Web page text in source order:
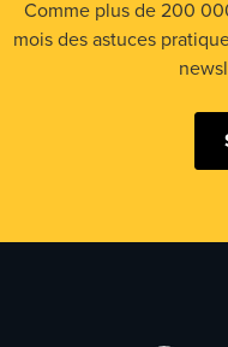
Comme plus de 200
mois des astuces